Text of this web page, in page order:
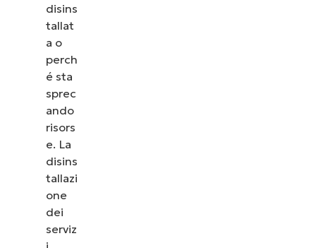
disins
tallat
a o
perch
é sta
sprec
ando
risors
e. La
disins
tallazi
one
dei
serviz